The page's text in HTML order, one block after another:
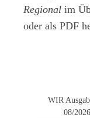
Regional im
oder als PDF
WIR
08/2026